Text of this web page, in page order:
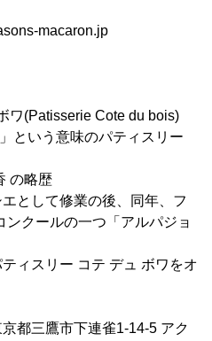
macaron.jp
ワ(Patisserie Cote du bois)
という意味のパティスリー
の略歴
として修業の後、同年、フ
クールの一つ「アルパジョ
ィスリー コテ デュ ボワをオ
三鷹市下連雀1-14-5 アク